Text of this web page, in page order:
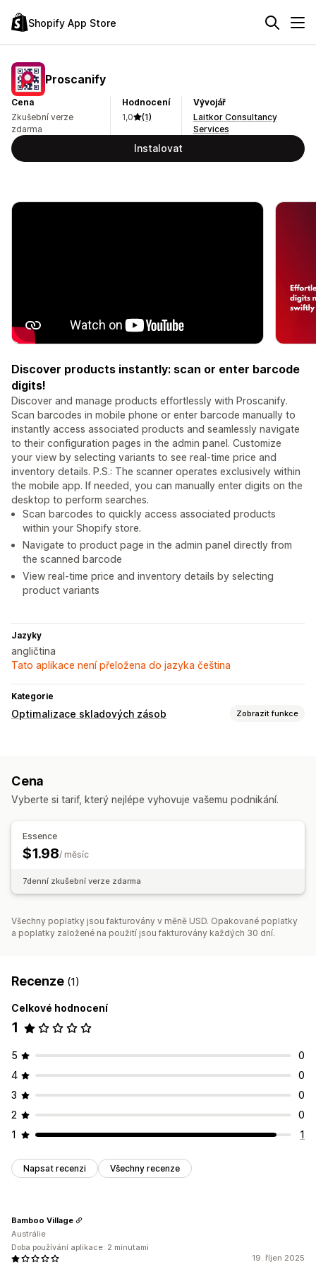
Shopify App Store
Proscanify
Cena
Zkušební verze
zdarma
Hodnocení
1,0
(1)
Vývojář
Laitkor Consultancy
Services
Instalovat
Discover products instantly: scan or enter barcode
digits!
Discover and manage products effortlessly with Proscanify.
Scan barcodes in mobile phone or enter barcode manually to
instantly access associated products and seamlessly navigate
to their configuration pages in the admin panel. Customize
your view by selecting variants to see real-time price and
inventory details. P.S.: The scanner operates exclusively within
the mobile app. If needed, you can manually enter digits on the
desktop to perform searches.
Scan barcodes to quickly access associated products
within your Shopify store.
Navigate to product page in the admin panel directly from
the scanned barcode
View real-time price and inventory details by selecting
product variants
Jazyky
angličtina
Tato aplikace není přeložena do jazyka čeština
Kategorie
Optimalizace skladových zásob Zobrazit funkce
Cena
Vyberte si tarif, který nejlépe vyhovuje vašemu podnikání.
Essence
$1.98/ měsíc
7denní zkušební verze zdarma
Všechny poplatky jsou fakturovány v měně USD. Opakované poplatky
a poplatky založené na použití jsou fakturovány každých 30 dní.
Recenze (1)
Celkové hodnocení
1
5
0
4
0
3
0
2
0
1
1
Napsat recenzi Všechny recenze
19. říjen 2025
Bamboo Village
Austrálie
Doba používání aplikace: 2 minutami